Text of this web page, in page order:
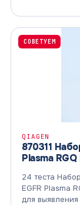
СОВЕТУЕМ
QIAGEN
870311
Plasma
24 теста
EGFR Plasma
для